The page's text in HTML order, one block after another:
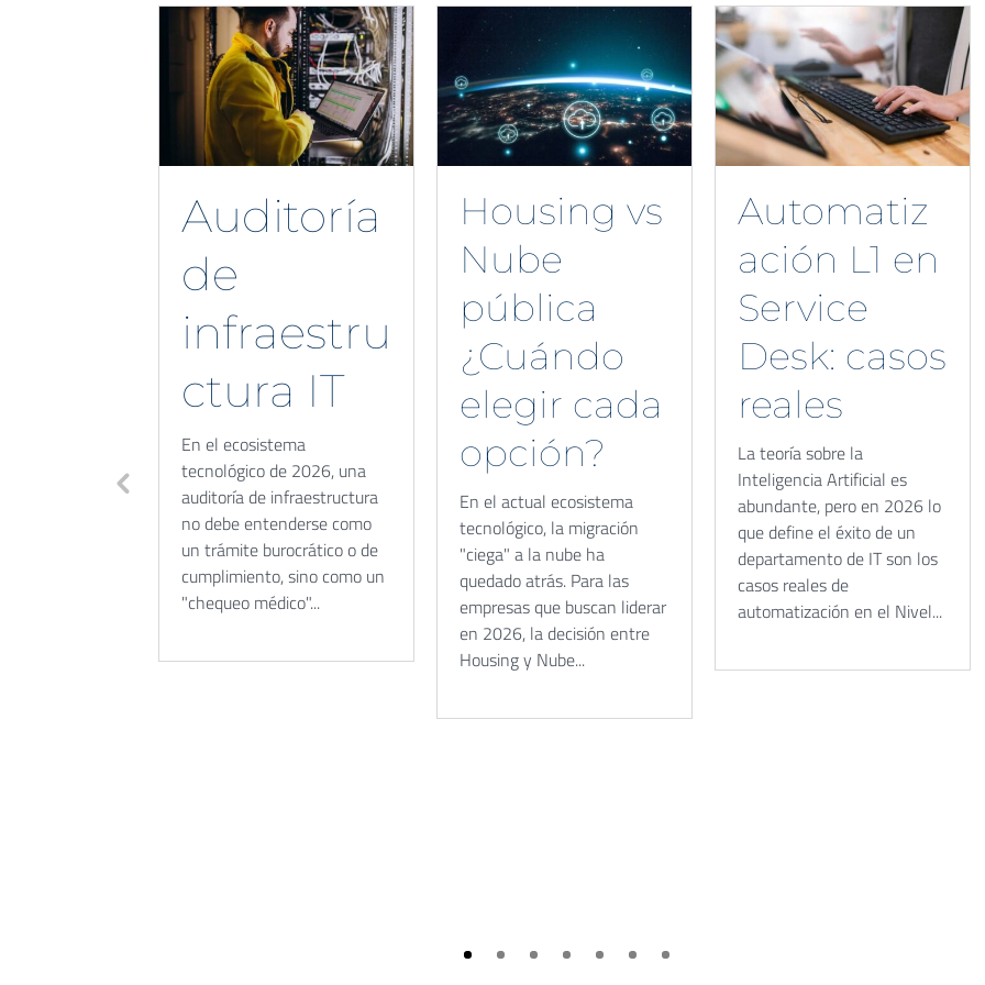
Auditoría
de
infraestru
ctura IT
En el ecosistema
tecnológico de 2026, una
auditoría de infraestructura
no debe entenderse como
un trámite burocrático o de
cumplimiento, sino como un
"chequeo médico"...
Housing vs
Nube
pública
¿Cuándo
elegir cada
opción?
En el actual ecosistema
tecnológico, la migración
"ciega" a la nube ha
quedado atrás. Para las
empresas que buscan liderar
en 2026, la decisión entre
Housing y Nube...
Automatiz
ación L1 en
Service
Desk: casos
reales
La teoría sobre la
Inteligencia Artificial es
abundante, pero en 2026 lo
que define el éxito de un
departamento de IT son los
casos reales de
automatización en el Nivel...